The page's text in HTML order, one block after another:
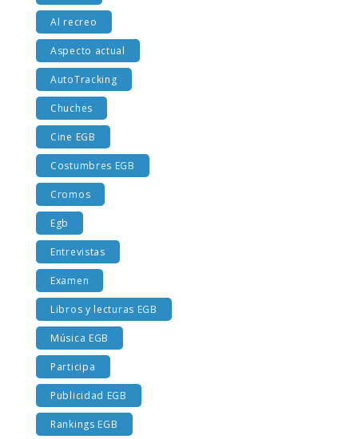
Al recreo
Aspecto actual
AutoTracking
Chuches
Cine EGB
Costumbres EGB
Cromos
Egb
Entrevistas
Examen
Libros y lecturas EGB
Música EGB
Participa
Publicidad EGB
Rankings EGB